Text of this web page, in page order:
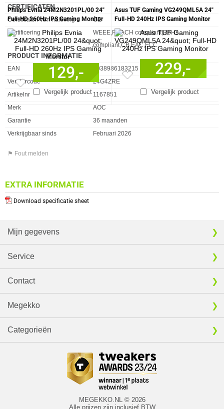
CERTIFICATEN
Eigenschap Waarde
Certificaten van naleving
CE
Certificering
WEEE,REACH compliant,RoHs
compliant,CB,EAC,FCC
PRODUCT INFORMATIE
EAN
4038986183215
Vendorcode
24G4ZRE
Artikelnr
1167851
Merk
AOC
Garantie
36 maanden
Verkrijgbaar sinds
Februari 2026
⚑ Fout melden
EXTRA INFORMATIE
Download specificatie sheet
Philips Evnia 24M2N3201PL/00 24"
Full-HD 260Hz IPS Gaming Monitor
Vergelijk product
129,-
Asus TUF Gaming VG249QML5A 24"
Full-HD 240Hz IPS Gaming Monitor
Vergelijk product
229,-
Mijn gegevens
Service
Contact
Megekko
Categorieën
MEGEKKO.NL © 2026
Alle prijzen zijn inclusief BTW